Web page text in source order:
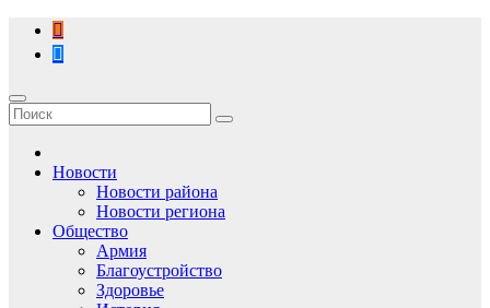
Перейти
содержимому
Новости
Новости района
Новости региона
Общество
Армия
Благоустройство
Здоровье